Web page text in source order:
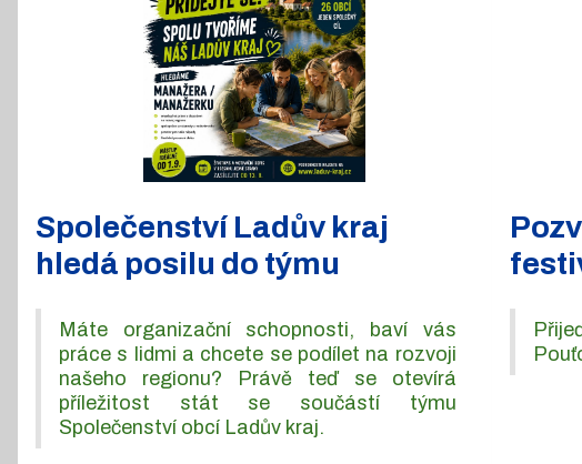
Společenství Ladův kraj
hledá posilu do týmu
Máte organizační schopnosti, baví vás
práce s lidmi a chcete se podílet na rozvoji
našeho regionu? Právě teď se otevírá
příležitost stát se součástí týmu
Společenství obcí Ladův kraj.